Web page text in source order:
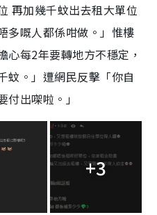
再加幾千蚊出去租大單位
多嘅人都係咁做。」惟樓
心每2年要轉地方不穩定，
蚊。」遭網民反擊「你自
出㗎啦。」
+3